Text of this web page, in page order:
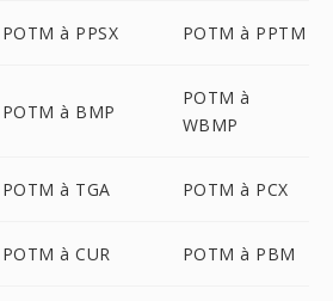
POTM à PPSX POTM à PPTM
POTM à BMP
POTM à
WBMP
POTM à TGA POTM à PCX
POTM à CUR POTM à PBM